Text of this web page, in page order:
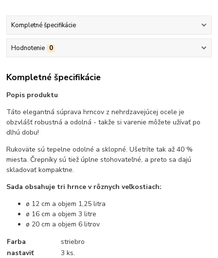
Kompletné špecifikácie
Hodnotenie 0
Kompletné špecifikácie
Popis produktu
Táto elegantná súprava hrncov z nehrdzavejúcej ocele je
obzvlášť robustná a odolná - takže si varenie môžete užívať po
dlhú dobu!
Rukoväte sú tepelne odolné a sklopné. Ušetríte tak až 40 %
miesta. Črepníky sú tiež úplne stohovateľné, a preto sa dajú
skladovať kompaktne.
Sada obsahuje tri hrnce v rôznych veľkostiach:
ø 12 cm a objem 1,25 litra
ø 16 cm a objem 3 litre
ø 20 cm a objem 6 litrov
Farba
striebro
nastaviť
3 ks.